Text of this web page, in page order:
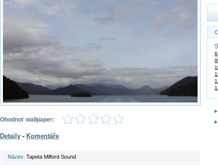
Ohodnoť wallpaper:
Detaily - Komentáře
Název: Tapeta Milford Sound